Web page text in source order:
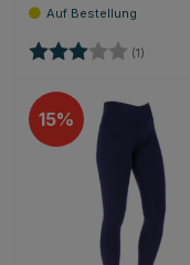
Bewertung: (1)
15